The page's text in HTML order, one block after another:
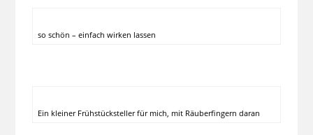
so schön – einfach wirken lassen
Ein kleiner Frühstücksteller für mich, mit Räuberfingern daran